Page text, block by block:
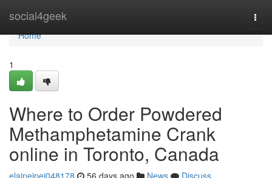
social4geek
Home
Home
1
Where to Order Powdered
Methamphetamine Crank
online in Toronto, Canada
elainejpej048178 56 days ago News
Discuss